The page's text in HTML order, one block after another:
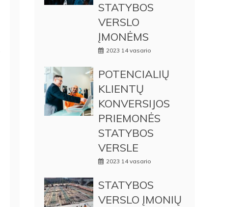
STATYBOS
VERSLO
ĮMONĖMS
2023 14 vasario
POTENCIALIŲ
KLIENTŲ
KONVERSIJOS
PRIEMONĖS
STATYBOS
VERSLE
2023 14 vasario
STATYBOS
VERSLO ĮMONIŲ